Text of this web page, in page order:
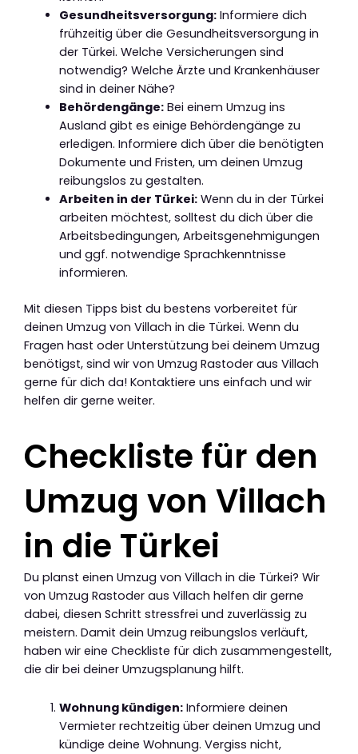
Gesundheitsversorgung:Informiere dich
frühzeitig über die Gesundheitsversorgung in
der Türkei. Welche Versicherungen sind
notwendig? Welche Ärzte und Krankenhäuser
sind in deiner Nähe?
Behördengänge:Bei einem Umzug ins
Ausland gibt es einige Behördengänge zu
erledigen. Informiere dich über die benötigten
Dokumente und Fristen, um deinen Umzug
reibungslos zu gestalten.
Arbeiten in der Türkei:Wenn du in der Türkei
arbeiten möchtest, solltest du dich über die
Arbeitsbedingungen, Arbeitsgenehmigungen
und ggf. notwendige Sprachkenntnisse
informieren.
Mit diesen Tipps bist du bestens vorbereitet für
deinen Umzug von Villach in die Türkei. Wenn du
Fragen hast oder Unterstützung bei deinem Umzug
benötigst, sind wir von Umzug Rastoder aus Villach
gerne für dich da! Kontaktiere uns einfach und wir
helfen dir gerne weiter.
Checkliste für den
Umzug von Villach
in die Türkei
Du planst einen Umzug von Villach in die Türkei? Wir
von Umzug Rastoder aus Villach helfen dir gerne
dabei, diesen Schritt stressfrei und zuverlässig zu
meistern. Damit dein Umzug reibungslos verläuft,
haben wir eine Checkliste für dich zusammengestellt,
die dir bei deiner Umzugsplanung hilft.
Wohnung kündigen:Informiere deinen
Vermieter rechtzeitig über deinen Umzug und
kündige deine Wohnung. Vergiss nicht,